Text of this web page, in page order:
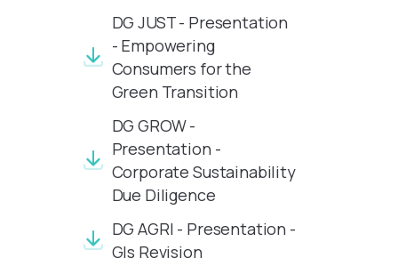
DG JUST - Presentation
- Empowering
Consumers for the
Green Transition
DG GROW -
Presentation -
Corporate Sustainability
Due Diligence
DG AGRI - Presentation -
GIs Revision